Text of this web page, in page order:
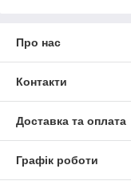
Про нас
Контакти
Доставка та оплата
Графік роботи